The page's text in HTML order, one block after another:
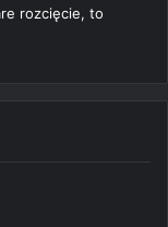
rozcięcie, to